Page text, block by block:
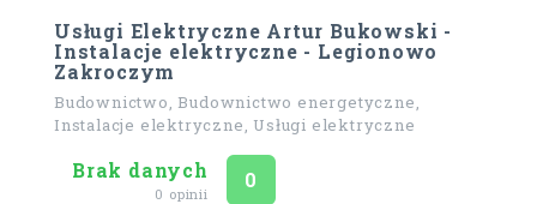
Usługi Elektryczne Artur Bukowski -
Instalacje elektryczne - Legionowo
Zakroczym
Budownictwo, Budownictwo energetyczne,
Instalacje elektryczne, Usługi elektryczne
Brak danych
0 opinii
Ocena
0